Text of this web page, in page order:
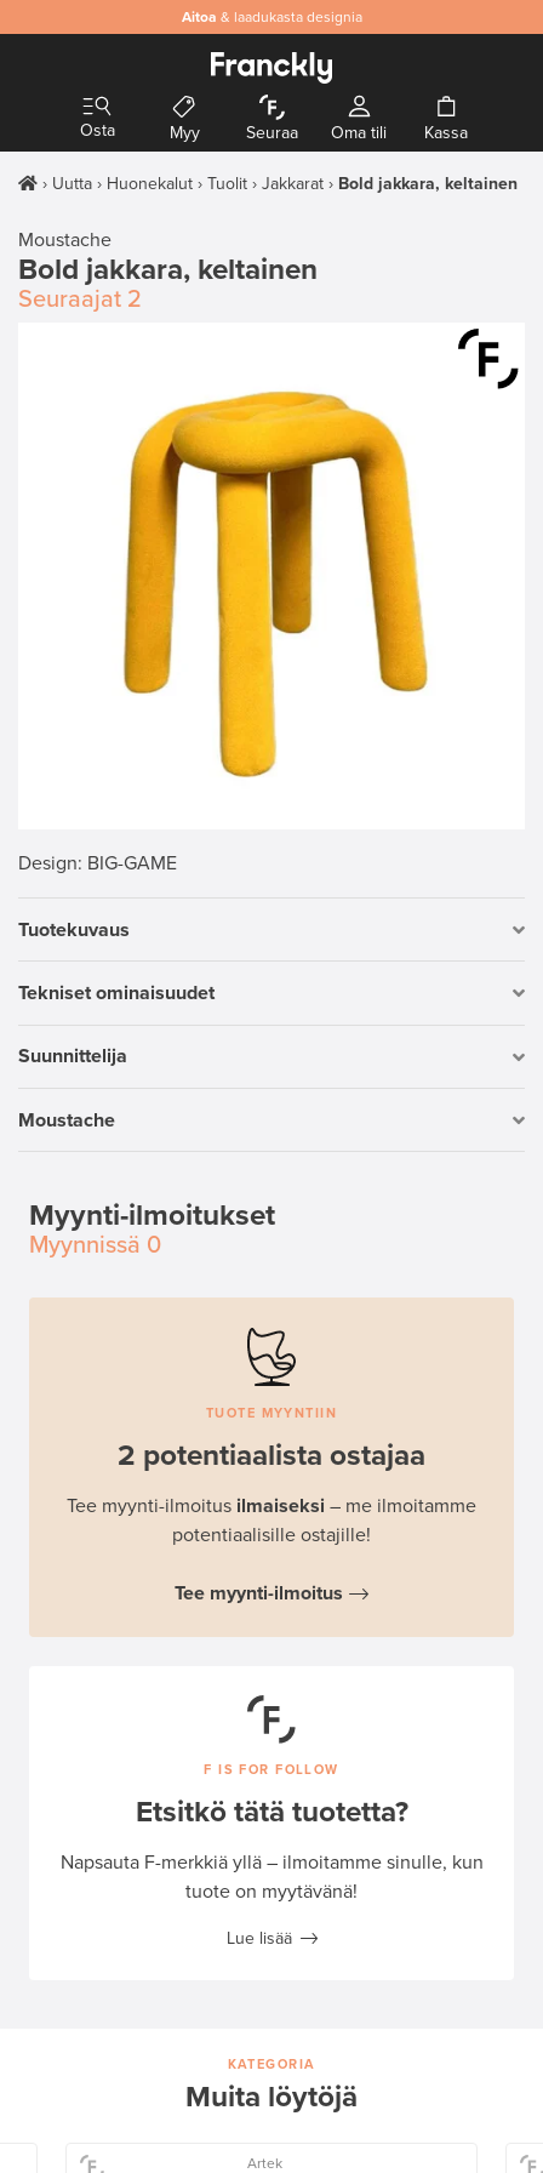
Aitoa & laadukasta designia
Osta Myy Seuraa Oma tili Kassa
Uutta Huonekalut Tuolit Jakkarat Bold jakkara, keltainen
Moustache
Bold jakkara, keltainen
Seuraajat 2
Design: BIG-GAME
Tuotekuvaus
Tekniset ominaisuudet
Suunnittelija
Moustache
Myynti-ilmoitukset
Myynnissä 0
TUOTE MYYNTIIN
2 potentiaalista ostajaa
Tee myynti-ilmoitus ilmaiseksi – me ilmoitamme
potentiaalisille ostajille!
Tee myynti-ilmoitus
F IS FOR FOLLOW
Etsitkö tätä tuotetta?
Napsauta F-merkkiä yllä – ilmoitamme sinulle, kun
tuote on myytävänä!
Lue lisää
KATEGORIA
Muita löytöjä
Artek